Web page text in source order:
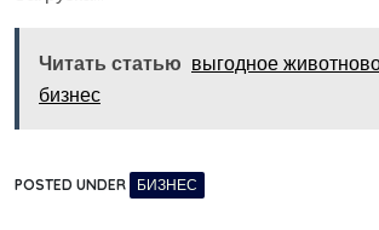
Читать статью выгодное
бизнес
POSTED UNDER БИЗНЕС